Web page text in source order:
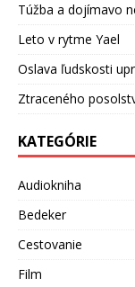
Túžba a dojímavo
Leto v rytme Yael
Oslava ľudskosti
Ztraceného
KATEGÓRIE
Audiokniha
Bedeker
Cestovanie
Film